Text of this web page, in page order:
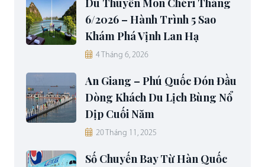
Du Thuyền Mon Chéri Tháng
6/2026 – Hành Trình 5 Sao
Khám Phá Vịnh Lan Hạ
4 Tháng 6, 2026
An Giang – Phú Quốc Đón Đầu
Dòng Khách Du Lịch Bùng Nổ
Dịp Cuối Năm
20 Tháng 11, 2025
Số Chuyến Bay Từ Hàn Quốc